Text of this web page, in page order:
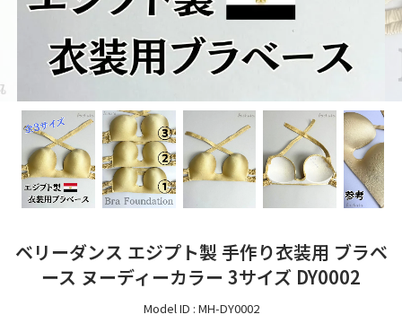
ベリーダンス エジプト製 手作り衣装用 ブラベ
ース ヌーディーカラー 3サイズ DY0002
Model ID : MH-DY0002